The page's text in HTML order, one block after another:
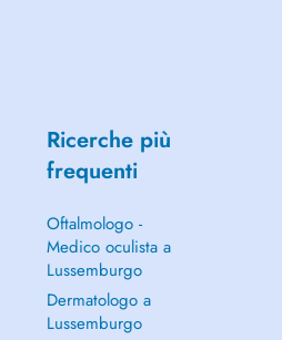
Ricerche più
frequenti
Oftalmologo -
Medico oculista a
Lussemburgo
Dermatologo a
Lussemburgo